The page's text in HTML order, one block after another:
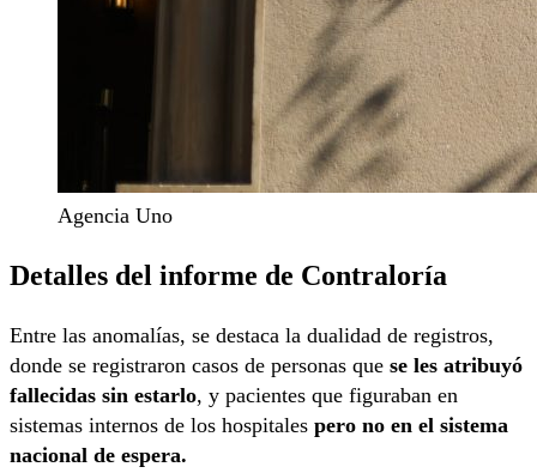
Agencia Uno
Detalles del informe de Contraloría
Entre las anomalías, se destaca la dualidad de registros,
donde se registraron casos de personas que se les atribuyó
fallecidas sin estarlo, y pacientes que figuraban en
sistemas internos de los hospitales pero no en el sistema
nacional de espera.